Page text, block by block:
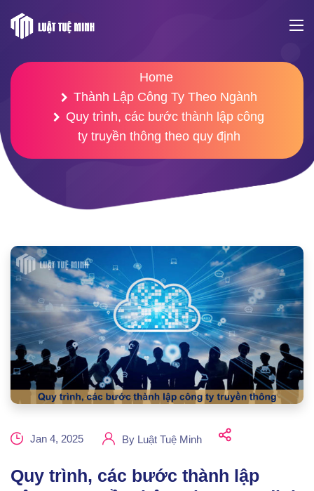
Home
Thành Lập Công Ty Theo Ngành
Quy trình, các bước thành lập công
ty truyền thông theo quy định
Jan 4, 2025 By Luật Tuệ Minh
Quy trình, các bước thành lập